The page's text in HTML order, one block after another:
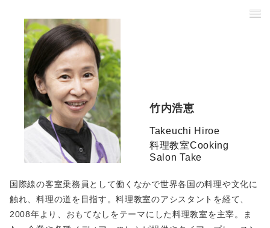
竹内浩恵
Takeuchi Hiroe
料理教室Cooking
Salon Take
国際線の客室乗務員として働くなかで世界各国の料理や文化に
触れ、料理の道を目指す。料理教室のアシスタントを経て、
2008年より、おもてなしをテーマにした料理教室を主宰。ま